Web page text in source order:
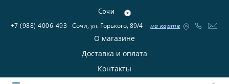
Сочи
+7 (988) 4006-493 Сочи, ул. Горького, 89/4 на карте
О магазине
Доставка и оплата
Контакты